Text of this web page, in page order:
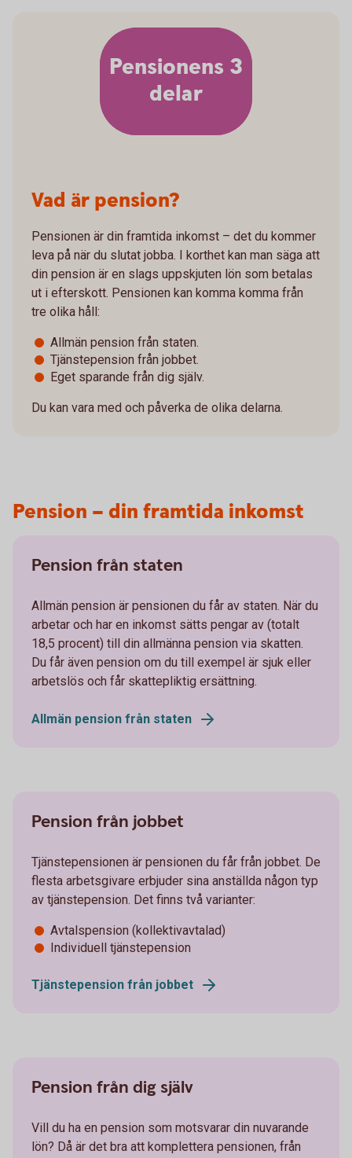
Pensionens 3
delar
Vad är pension?
Pensionen är din framtida inkomst – det du kommer
leva på när du slutat jobba. I korthet kan man säga att
din pension är en slags uppskjuten lön som betalas
ut i efterskott. Pensionen kan komma komma från
tre olika håll:
Allmän pension från staten.
Tjänstepension från jobbet.
Eget sparande från dig själv.
Du kan vara med och påverka de olika delarna.
Pension – din framtida inkomst
Pension från staten
Allmän pension är pensionen du får av staten. När du
arbetar och har en inkomst sätts pengar av (totalt
18,5 procent) till din allmänna pension via skatten.
Du får även pension om du till exempel är sjuk eller
arbetslös och får skattepliktig ersättning.
Allmän pension från staten
Pension från jobbet
Tjänstepensionen är pensionen du får från jobbet. De
flesta arbetsgivare erbjuder sina anställda någon typ
av tjänstepension. Det finns två varianter:
Avtalspension (kollektivavtalad)
Individuell tjänstepension
Tjänstepension från jobbet
Pension från dig själv
Vill du ha en pension som motsvarar din nuvarande
lön? Då är det bra att komplettera pensionen, från